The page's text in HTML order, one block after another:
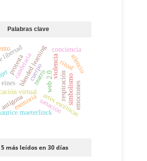
Palabras clave
virtual web 2.0
blended learning
antígona
protesta
teatro violencia
artes escénicas
memoriasanación
ritual
respiración emociones
conciencia
cuerpo
maeterlinck
simbolismo
silencio
candelaria
más leídos en 30 días